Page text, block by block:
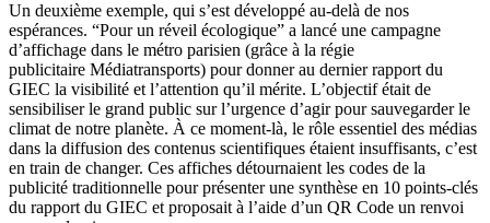
Un deuxième exemple, qui s’est développé au-delà de nos
espérances. “Pour un réveil écologique” a lancé une campagne
d’affichage dans le métro parisien (grâce à la régie
publicitaire Médiatransports) pour donner au dernier rapport du
GIEC la visibilité et l’attention qu’il mérite. L’objectif était de
sensibiliser le grand public sur l’urgence d’agir pour sauvegarder le
climat de notre planète. À ce moment-là, le rôle essentiel des médias
dans la diffusion des contenus scientifiques étaient insuffisants, c’est
en train de changer. Ces affiches détournaient les codes de la
publicité traditionnelle pour présenter une synthèse en 10 points-clés
du rapport du GIEC et proposait à l’aide d’un QR Code un renvoi